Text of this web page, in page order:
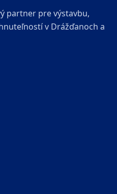
partner pre výstavbu,
v Drážďanoch a